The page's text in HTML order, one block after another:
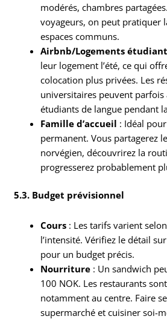
modérés, chambres
voyageurs, on peut pratiquer
espaces communs.
Airbnb/Logements
leur logement l’été, ce qui
colocation plus privées. Les
universitaires peuvent parfois
étudiants de langue pendant
Famille d’accueil : Idéal
permanent. Vous partagerez
norvégien, découvrirez la
progresserez probablement
5.3. Budget prévisionnel
Cours : Les tarifs varient
l’intensité. Vérifiez le détail
pour un budget précis.
Nourriture : Un sandwich
100 NOK. Les restaurants
notamment au centre. Faire
supermarché et cuisiner soi-